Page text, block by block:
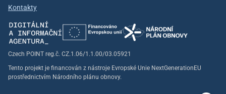
Kontakty
Czech POINT reg.č. CZ.1.06/1.1.00/03.05921
Tento projekt je financován z nástroje Evropské Unie NextGenerationEU
prostřednictvím Národního plánu obnovy.